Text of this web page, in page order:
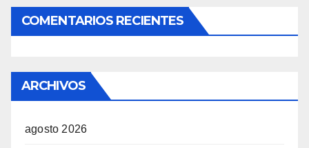
COMENTARIOS RECIENTES
ARCHIVOS
agosto 2026